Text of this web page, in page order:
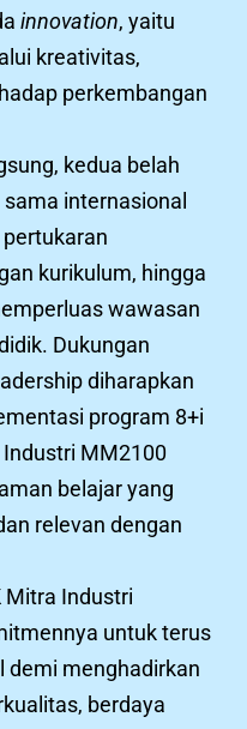
innovation, yaitu
kreativitas,
perkembangan
kedua belah
internasional
kurikulum, hingga
wawasan
Dukungan
diharapkan
program 8+i
MM2100
belajar yang
relevan dengan
Mitra Industri
untuk terus
demi menghadirkan
berdaya